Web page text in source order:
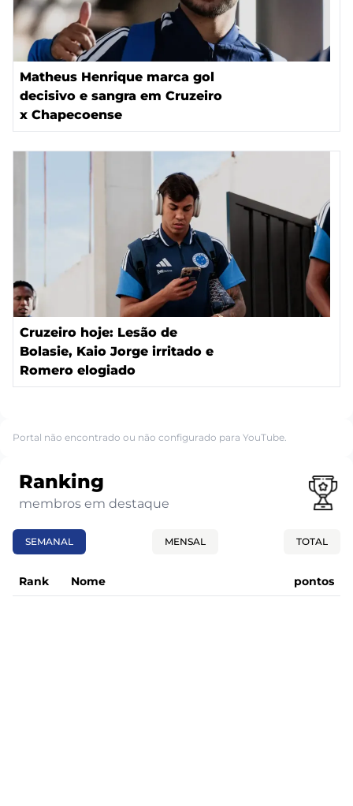
Matheus Henrique marca gol
decisivo e sangra em Cruzeiro
x Chapecoense
Cruzeiro hoje: Lesão de
Bolasie, Kaio Jorge irritado e
Romero elogiado
Portal não encontrado ou não configurado para YouTube.
Ranking
membros em destaque
SEMANAL MENSAL TOTAL
Rank Nome pontos